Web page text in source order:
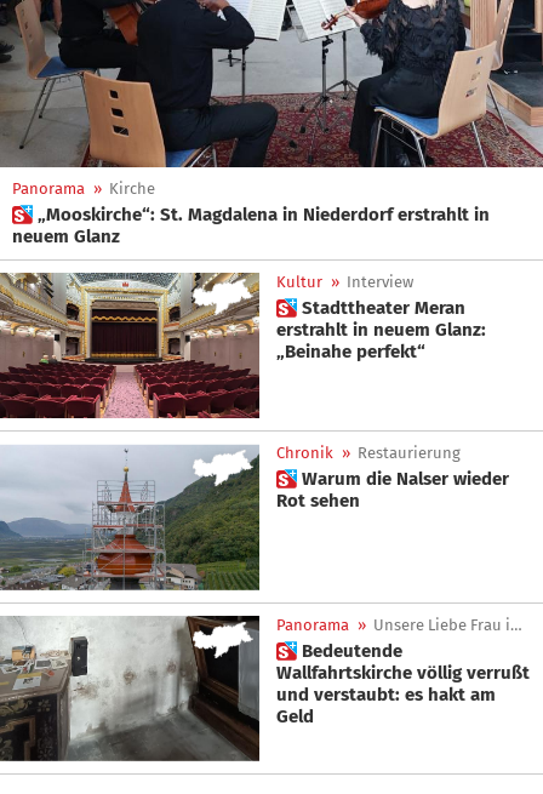
Panorama » Kirche
 „Mooskirche“: St. Magdalena in Niederdorf erstrahlt in
neuem Glanz
Kultur » Interview
 Stadttheater Meran
erstrahlt in neuem Glanz:
„Beinahe perfekt“
Chronik » Restaurierung
 Warum die Nalser wieder
Rot sehen
Panorama » Unsere Liebe Frau im Walde
 Bedeutende
Wallfahrtskirche völlig verrußt
und verstaubt: es hakt am
Geld